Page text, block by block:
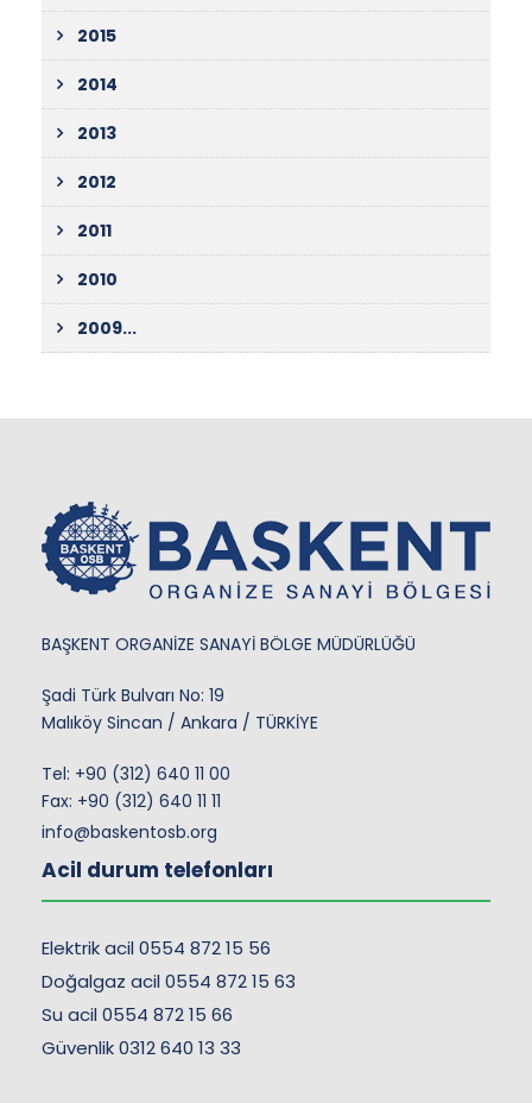
2015
2014
2013
2012
2011
2010
2009...
BAŞKENT ORGANİZE SANAYİ BÖLGE MÜDÜRLÜĞÜ
Şadi Türk Bulvarı No: 19
Malıköy Sincan / Ankara / TÜRKİYE
Tel: +90 (312) 640 11 00
Fax: +90 (312) 640 11 11
info@baskentosb.org
Acil durum telefonları
Elektrik acil 0554 872 15 56
Doğalgaz acil 0554 872 15 63
Su acil 0554 872 15 66
Güvenlik 0312 640 13 33